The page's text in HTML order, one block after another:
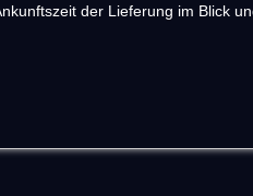
der Lieferung im Blick